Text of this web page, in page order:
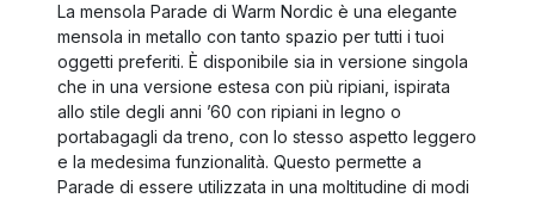
La mensola Parade di Warm Nordic è una elegante
mensola in metallo con tanto spazio per tutti i tuoi
oggetti preferiti. È disponibile sia in versione singola
che in una versione estesa con più ripiani, ispirata
allo stile degli anni ’60 con ripiani in legno o
portabagagli da treno, con lo stesso aspetto leggero
e la medesima funzionalità. Questo permette a
Parade di essere utilizzata in una moltitudine di modi